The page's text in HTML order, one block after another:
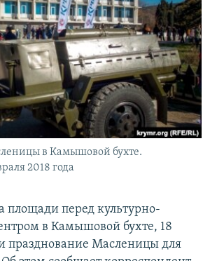
КРЫМАв Камышовой бухте.
2018 года
площади перед культурно-
в Камышовой бухте, 18
празднование Масленицы для